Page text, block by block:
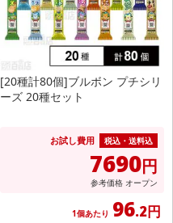
[20種計80個]ブルボン プチシリ
ーズ 20種セット
お試し費用 税込・送料込
7690円
参考価格 オープン
1個あたり 96.2円